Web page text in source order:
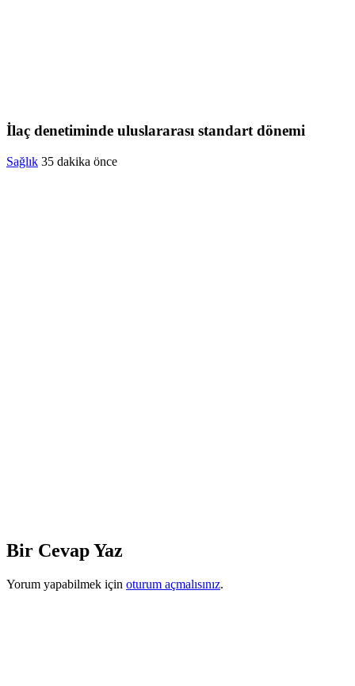
İlaç denetiminde uluslararası standart dönemi
Sağlık 35 dakika önce
Bir Cevap Yaz
Yorum yapabilmek için oturum açmalısınız.